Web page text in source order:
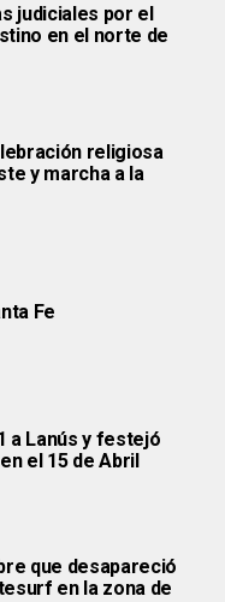
judiciales por el
en el norte de
religiosa
y marcha a la
Fe
a Lanús y festejó
el 15 de Abril
que desapareció
en la zona de